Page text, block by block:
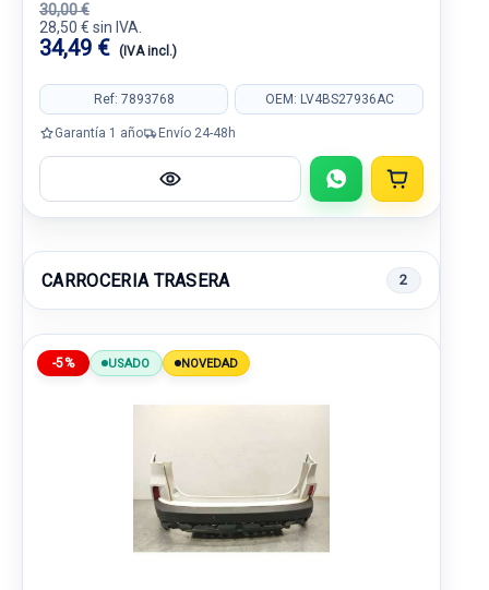
30,00 €
28,50 € sin IVA.
34,49 € (IVA incl.)
Ref: 7893768 OEM: LV4BS27936AC
Garantía 1 año Envío 24-48h
CARROCERIA TRASERA 2
-5% USADO NOVEDAD